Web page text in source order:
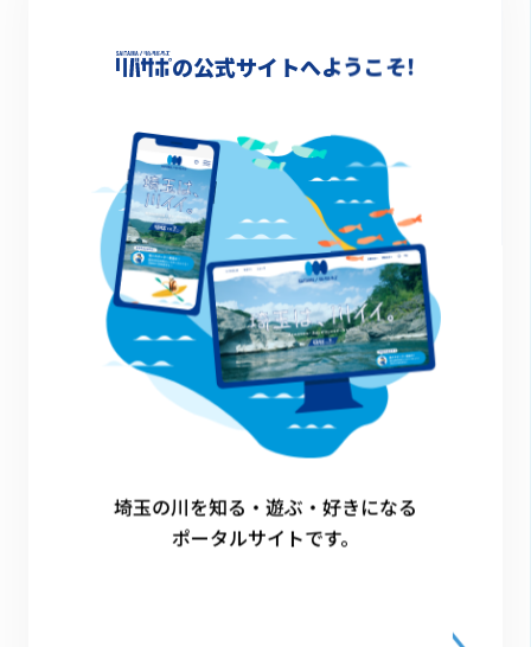
トライアスロンの大会の開催
一覧に戻る
の公式サイトへようこそ!
埼玉の川を知る・遊ぶ・好きになる
ポータルサイトです。